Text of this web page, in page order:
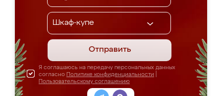
Отправить
Я соглашаюсь на передачу персональных данных
согласно Политике конфиденциальности
Пользовательскому соглашению